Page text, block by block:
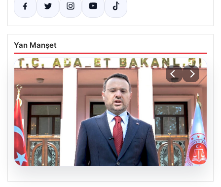
Yan Manşet
06.08.2026